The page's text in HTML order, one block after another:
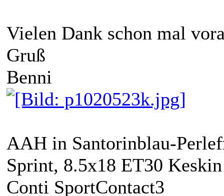
Vielen Dank schon mal
Gruß
Benni
AAH in Santorinblau-
Sprint, 8.5x18 ET30
Conti SportContact3